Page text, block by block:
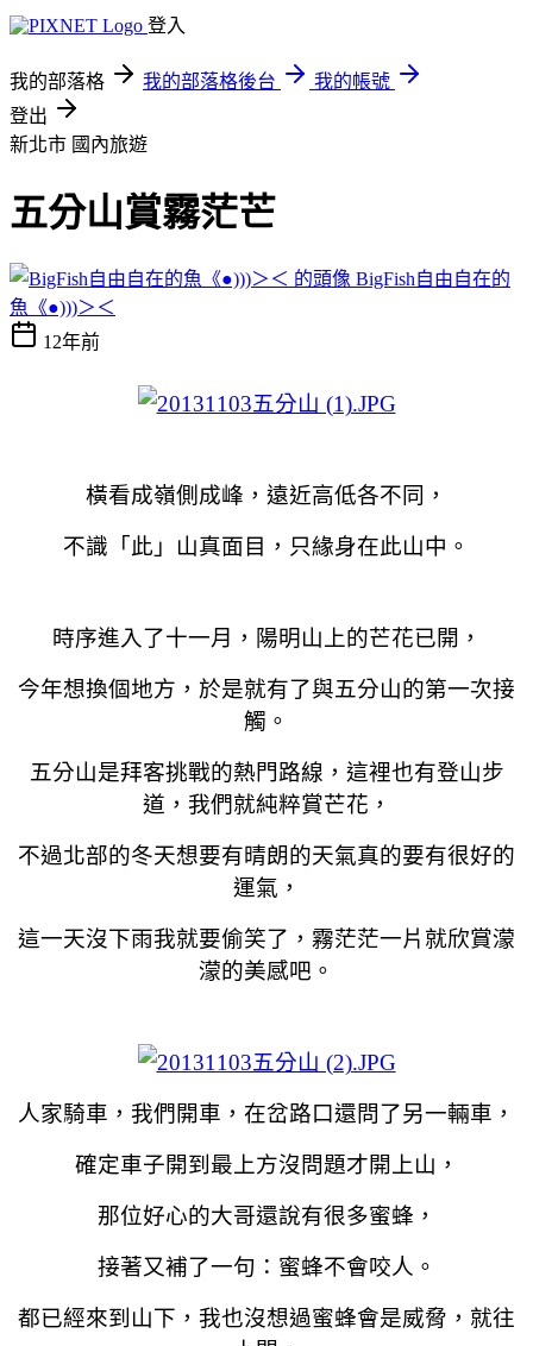
登入
我的部落格 我的部落格後台
我的帳號
登出
新北市 國內旅遊
五分山賞霧茫芒
BigFish自由自在的
魚《●)))＞＜
12年前
橫看成嶺側成峰，遠近高低各不同，
不識「此」山真面目，只緣身在此山中。
時序進入了十一月，陽明山上的芒花已開，
今年想換個地方，於是就有了與五分山的第一次接
觸。
五分山是拜客挑戰的熱門路線，這裡也有登山步
道，我們就純粹賞芒花，
不過北部的冬天想要有晴朗的天氣真的要有很好的
運氣，
這一天沒下雨我就要偷笑了，霧茫茫一片就欣賞濛
濛的美感吧。
人家騎車，我們開車，在岔路口還問了另一輛車，
確定車子開到最上方沒問題才開上山，
那位好心的大哥還說有很多蜜蜂，
接著又補了一句：蜜蜂不會咬人。
都已經來到山下，我也沒想過蜜蜂會是威脅，就往